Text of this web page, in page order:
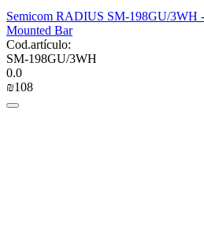
Semicom RADIUS SM-198GU/3WH
Mounted Bar
Cod.artículo:
SM-198GU/3WH
0.0
₪‍108‍